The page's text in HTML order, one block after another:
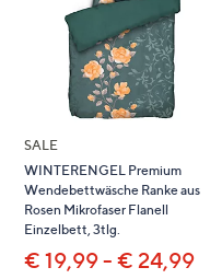
SALE
WINTERENGEL Premium
Wendebettwäsche Ranke aus
Rosen Mikrofaser Flanell
Einzelbett, 3tlg.
€ 19,99 - € 24,99